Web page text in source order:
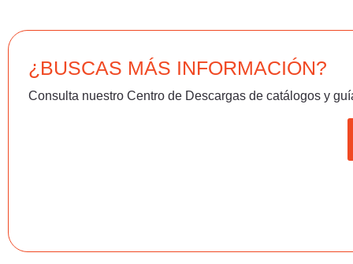
¿BUSCAS MÁS INFORMACIÓN?
Consulta nuestro Centro de Descargas de catálogos y